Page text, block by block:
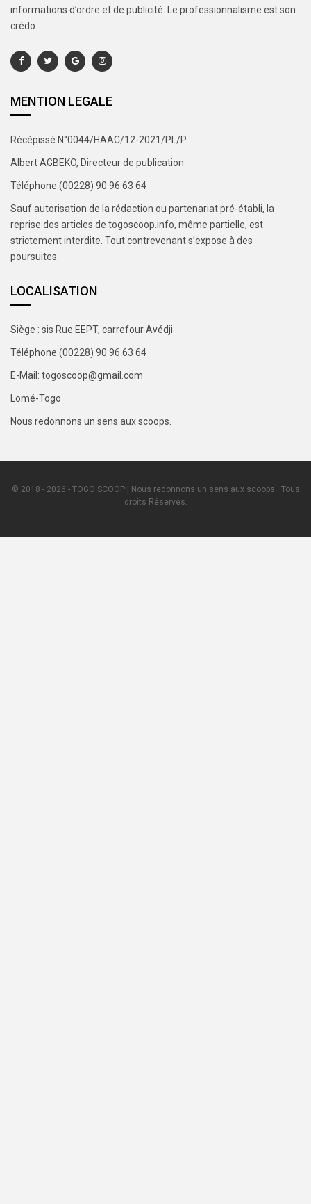
informations d’ordre et de publicité. Le professionnalisme est son
crédo.
MENTION LEGALE
Récépissé N°0044/HAAC/12-2021/PL/P
Albert AGBEKO, Directeur de publication
Téléphone (00228) 90 96 63 64
Sauf autorisation de la rédaction ou partenariat pré-établi, la
reprise des articles de togoscoop.info, même partielle, est
strictement interdite. Tout contrevenant s’expose à des
poursuites.
LOCALISATION
Siège : sis Rue EEPT, carrefour Avédji
Téléphone (00228) 90 96 63 64
E-Mail: togoscoop@gmail.com
Lomé-Togo
Nous redonnons un sens aux scoops.
© 2018 - 2026 - TOGO SCOOP | Nous redonnons un sens aux scoops.. Tous
droits Réservés.